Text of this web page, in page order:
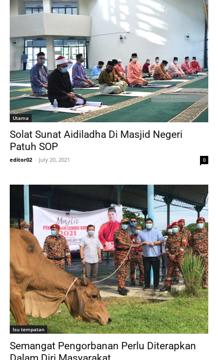
Utama
Solat Sunat Aidiladha Di Masjid Negeri
Patuh SOP
editor02 - July 20, 2021 0
Isu tempatan
Semangat Pengorbanan Perlu Diterapkan